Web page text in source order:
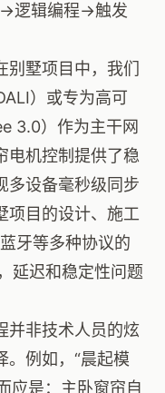
→逻辑编程→触发
别墅项目中，我们
）或专为高可
3.0）作为主干网
电机控制提供了稳
多设备毫秒级同步
项目的设计、施工
牙等多种协议的
延迟和稳定性问题
并非技术人员的炫
。例如，“晨起模
应是：主卧窗帘自